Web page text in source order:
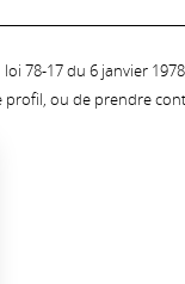
78-17 du 6 janvier
ou de prendre